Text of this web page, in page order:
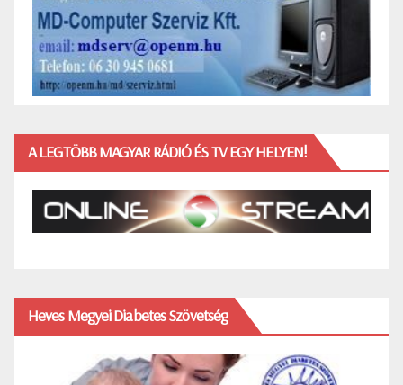
A LEGTÖBB MAGYAR RÁDIÓ ÉS TV EGY HELYEN!
Heves Megyei Diabetes Szövetség